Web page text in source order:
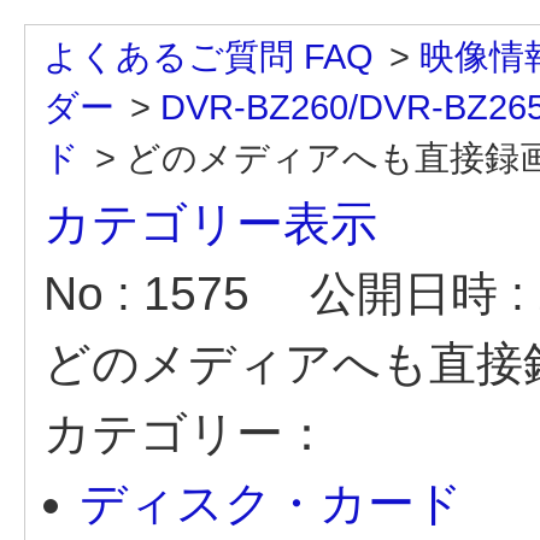
よくあるご質問 FAQ > 映像情
ダー > DVR-BZ260/DVR-
ド > どのメディアへも直接録
カテゴリー表示
No : 1575
公開日時
どのメディアへも直
カテゴリー：
ディスク・カード